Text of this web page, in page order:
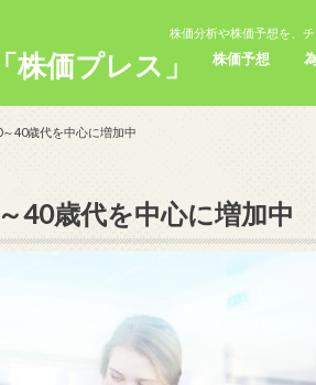
株価分析や株価予想を、
「株価プレス」 株価予想
40歳代を中心に増加中
40歳代を中心に増加中